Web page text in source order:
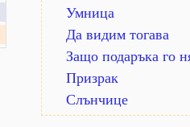
Умница
Да видим тогава
Защо подаръка го
Призрак
Слънчице